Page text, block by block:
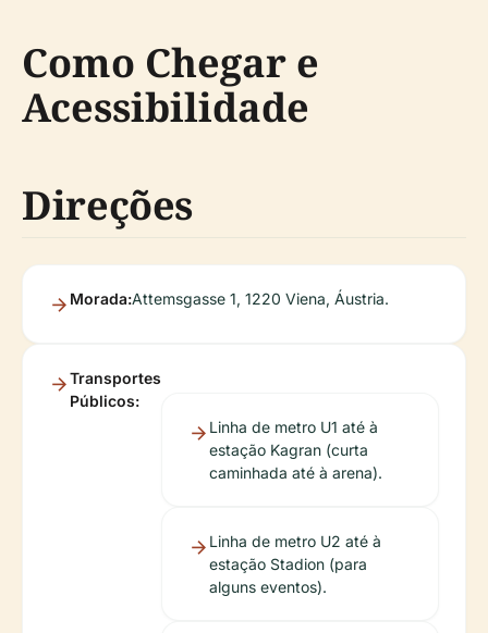
Como Chegar e
Acessibilidade
Direções
Morada:Attemsgasse 1, 1220 Viena, Áustria.
Transportes
Públicos:
Linha de metro U1 até à
estação Kagran (curta
caminhada até à arena).
Linha de metro U2 até à
estação Stadion (para
alguns eventos).